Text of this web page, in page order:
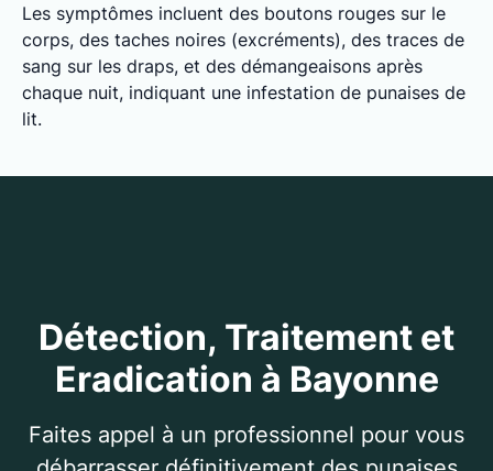
Les symptômes incluent des boutons rouges sur le
corps, des taches noires (excréments), des traces de
sang sur les draps, et des démangeaisons après
chaque nuit, indiquant une infestation de punaises de
lit.
Détection, Traitement et
Eradication à Bayonne
Faites appel à un professionnel pour vous